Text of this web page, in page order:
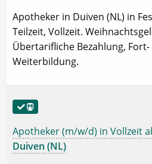
Apotheker in Duiven (NL) in
Teilzeit, Vollzeit.
Übertarifliche Bezahlung,
Weiterbildung.
Apotheker (m/w/d) in Vollzeit
Duiven (NL)